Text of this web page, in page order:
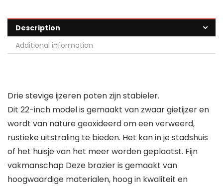
Description
Additional information
Drie stevige ijzeren poten zijn stabieler.
Dit 22-inch model is gemaakt van zwaar gietijzer en
wordt van nature geoxideerd om een ​​verweerd,
rustieke uitstraling te bieden. Het kan in je stadshuis
of het huisje van het meer worden geplaatst. Fijn
vakmanschap Deze brazier is gemaakt van
hoogwaardige materialen, hoog in kwaliteit en